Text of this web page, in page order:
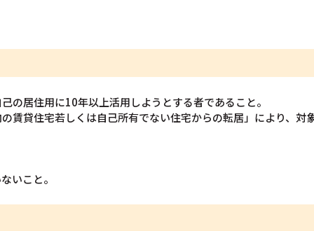
の居住用に10年以上活用しようとする者であること。
賃貸住宅若しくは自己所有でない住宅からの転居」により、対
いこと。